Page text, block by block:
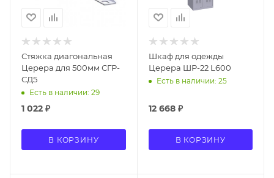
Стяжка диагональная
Церера для 500мм СГР-
СД5
Есть в наличии: 29
1 022 ₽
В КОРЗИНУ
Шкаф для одежды
Церера ШР-22 L600
Есть в наличии: 25
12 668₽
В КОРЗИНУ